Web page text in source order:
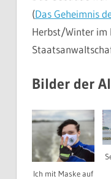
(Das Geheimnis
Herbst/Winter im
Bilder der
Ich mit Maske auf